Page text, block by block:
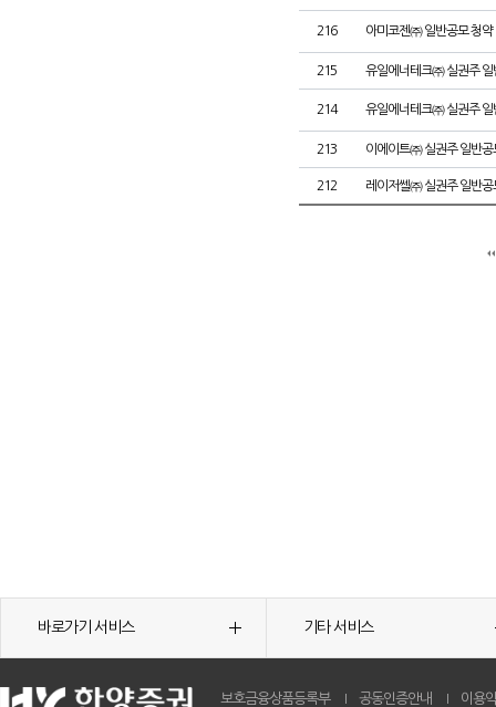
216 아미코젠㈜ 일반공모 청약
215 유일에너테크㈜ 실권주 일
214 유일에너테크㈜ 실권주 일
213 이에이트㈜ 실권주 일반공
212 레이저쎌㈜ 실권주 일반공
바로가기 서비스 기타 서비스
보호금융상품등록부 공동인증안내 이용